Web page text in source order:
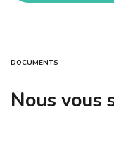
DOCUMENTS
Nous vous